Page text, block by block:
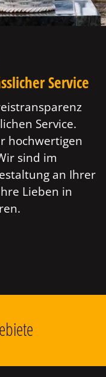
Service
Service.
hochwertigen
sind im
an Ihrer
Lieben in